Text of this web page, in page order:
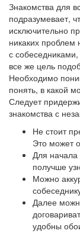
Знакомства для
подразумевает,
исключительно
никаких проблем
с
все же цель
Необходимо
понять, в какой
Следует
знакомства с
Не стоит
Это может
Для начала
получше
Можно
Далее
удобны